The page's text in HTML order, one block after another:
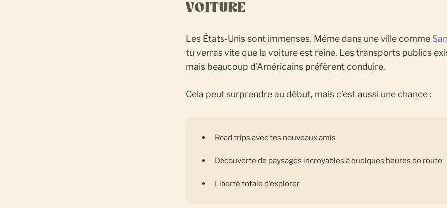
VOITURE
Les États-Unis sont immenses. Même dans une ville comme
tu verras vite que la voiture est reine. Les transports publics
mais beaucoup d’Américains préfèrent conduire.
Cela peut surprendre au début, mais c’est aussi une chance :
Road trips avec tes nouveaux amis
Découverte de paysages incroyables à quelques heures de route
Liberté totale d’explorer